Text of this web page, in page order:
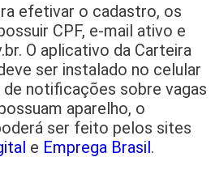
efetivar o cadastro, os
CPF, e-mail ativo e
O aplicativo da Carteira
ser instalado no celular
notificações sobre vagas
aparelho, o
ser feito pelos sites
e Emprega Brasil.